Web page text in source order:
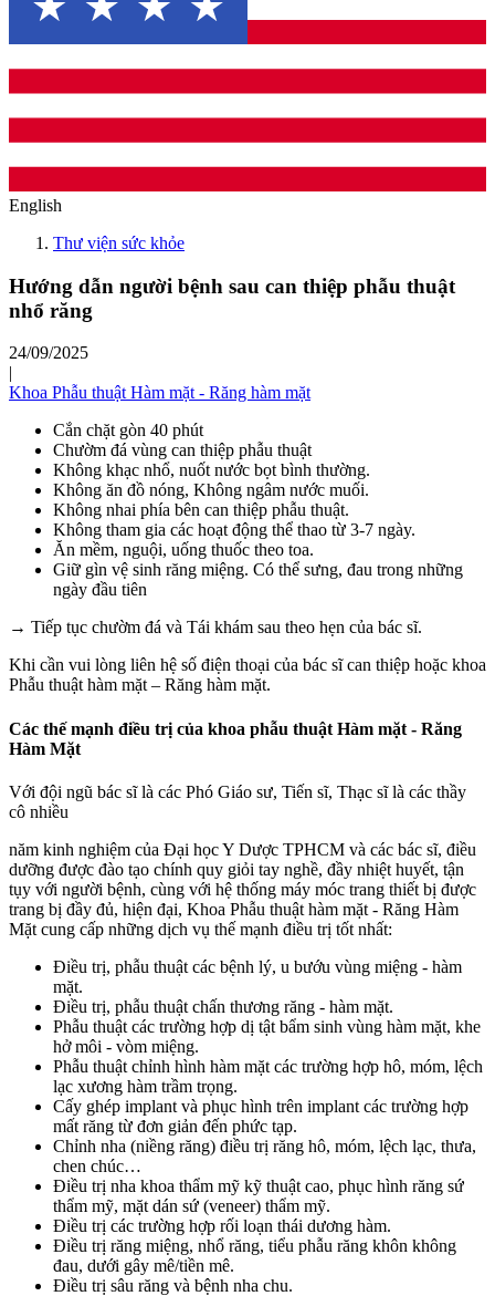
English
Thư viện sức khỏe
Hướng dẫn người bệnh sau can thiệp phẫu thuật
nhổ răng
24/09/2025
|
Khoa Phẫu thuật Hàm mặt - Răng hàm mặt
Cắn chặt gòn 40 phút
Chườm đá vùng can thiệp phẫu thuật
Không khạc nhổ, nuốt nước bọt bình thường.
Không ăn đồ nóng, Không ngâm nước muối.
Không nhai phía bên can thiệp phẫu thuật.
Không tham gia các hoạt động thể thao từ 3-7 ngày.
Ăn mềm, nguội, uống thuốc theo toa.
Giữ gìn vệ sinh răng miệng. Có thể sưng, đau trong những
ngày đầu tiên
→ Tiếp tục chườm đá và Tái khám sau theo hẹn của bác sĩ.
Khi cần vui lòng liên hệ số điện thoại của bác sĩ can thiệp hoặc khoa
Phẫu thuật hàm mặt – Răng hàm mặt.
Các thế mạnh điều trị của khoa phẫu thuật Hàm mặt - Răng
Hàm Mặt
Với đội ngũ bác sĩ là các Phó Giáo sư, Tiến sĩ, Thạc sĩ là các thầy
cô nhiều
năm kinh nghiệm của Đại học Y Dược TPHCM và các bác sĩ, điều
dưỡng được đào tạo chính quy giỏi tay nghề, đầy nhiệt huyết, tận
tụy với người bệnh, cùng với hệ thống máy móc trang thiết bị được
trang bị đầy đủ, hiện đại, Khoa Phẫu thuật hàm mặt - Răng Hàm
Mặt cung cấp những dịch vụ thế mạnh điều trị tốt nhất:
Điều trị, phẫu thuật các bệnh lý, u bướu vùng miệng - hàm
mặt.
Điều trị, phẫu thuật chấn thương răng - hàm mặt.
Phẫu thuật các trường hợp dị tật bẩm sinh vùng hàm mặt, khe
hở môi - vòm miệng.
Phẫu thuật chỉnh hình hàm mặt các trường hợp hô, móm, lệch
lạc xương hàm trầm trọng.
Cấy ghép implant và phục hình trên implant các trường hợp
mất răng từ đơn giản đến phức tạp.
Chỉnh nha (niềng răng) điều trị răng hô, móm, lệch lạc, thưa,
chen chúc…
Điều trị nha khoa thẩm mỹ kỹ thuật cao, phục hình răng sứ
thẩm mỹ, mặt dán sứ (veneer) thẩm mỹ.
Điều trị các trường hợp rối loạn thái dương hàm.
Điều trị răng miệng, nhổ răng, tiểu phẫu răng khôn không
đau, dưới gây mê/tiền mê.
Điều trị sâu răng và bệnh nha chu.